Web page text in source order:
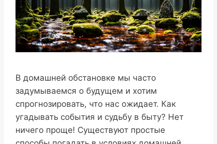
В домашней обстановке мы часто
задумываемся о будущем и хотим
спрогнозировать, что нас ожидает. Как
угадывать события и судьбу в быту? Нет
ничего проще! Существуют простые